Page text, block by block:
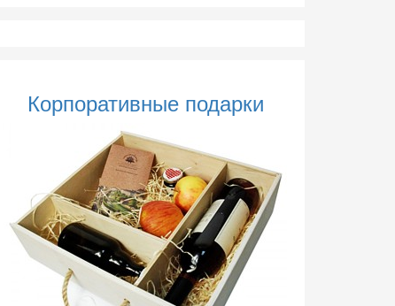
Корпоративные подарки